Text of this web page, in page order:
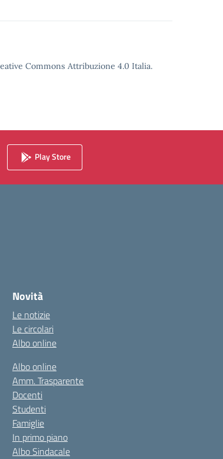
Commons Attribuzione 4.0 Italia.
Play Store
Novità
Le notizie
Le circolari
Albo online
Albo online
Amm. Trasparente
Docenti
Studenti
Famiglie
In primo piano
Albo Sindacale